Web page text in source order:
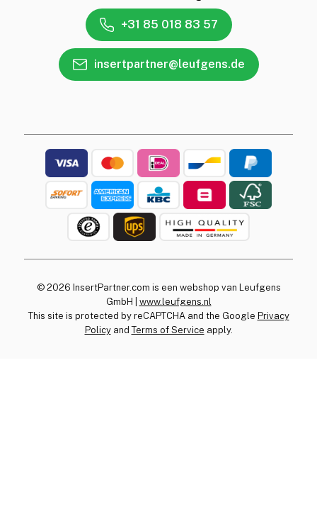
+31 85 018 83 57
insertpartner@leufgens.de
© 2026 InsertPartner.com is een webshop van Leufgens
GmbH | www.leufgens.nl
This site is protected by reCAPTCHA and the Google Privacy
PolicyandTerms of Service apply.